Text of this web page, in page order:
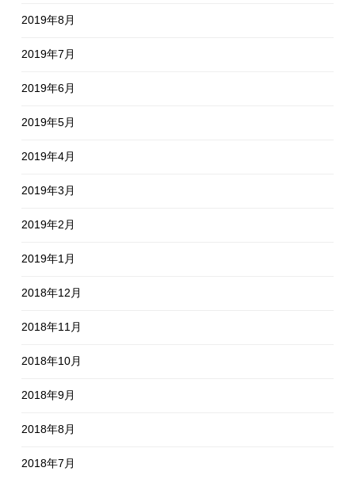
2019年8月
2019年7月
2019年6月
2019年5月
2019年4月
2019年3月
2019年2月
2019年1月
2018年12月
2018年11月
2018年10月
2018年9月
2018年8月
2018年7月